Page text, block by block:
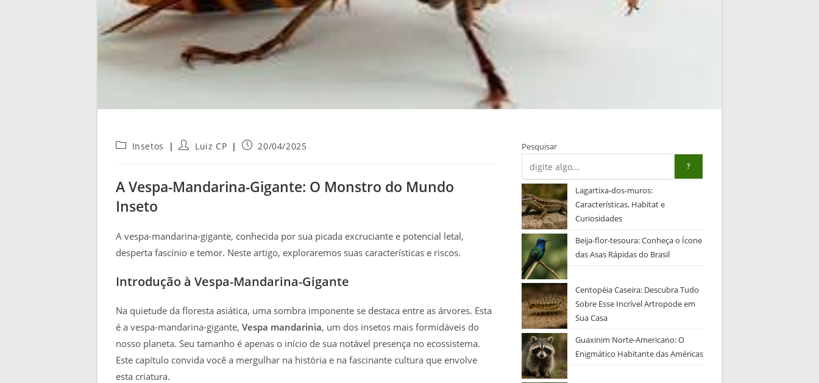
Categoria
Insetos
AutorLuiz CP
Post20/04/2025
A Vespa-Mandarina-Gigante: O Monstro do Mundo
Inseto
A vespa-mandarina-gigante, conhecida por sua picada excruciante e potencial letal,
desperta fascínio e temor. Neste artigo, exploraremos suas características e riscos.
Introdução à Vespa-Mandarina-Gigante
Na quietude da floresta asiática, uma sombra imponente se destaca entre as árvores. Esta
é a vespa-mandarina-gigante, Vespa mandarinia, um dos insetos mais formidáveis do
nosso planeta. Seu tamanho é apenas o início de sua notável presença no ecossistema.
Este capítulo convida você a mergulhar na história e na fascinante cultura que envolve
esta criatura.
Pesquisar
?
Lagartixa-dos-muros:
Características, Habitat e
Curiosidades
Beija-flor-tesoura: Conheça o Ícone
das Asas Rápidas do Brasil
Centopéia Caseira: Descubra Tudo
Sobre Esse Incrível Artropode em
Sua Casa
Guaxinim Norte-Americano: O
Enigmático Habitante das Américas